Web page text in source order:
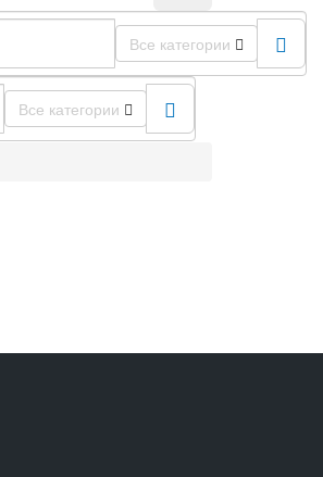
Все категории
Все категории